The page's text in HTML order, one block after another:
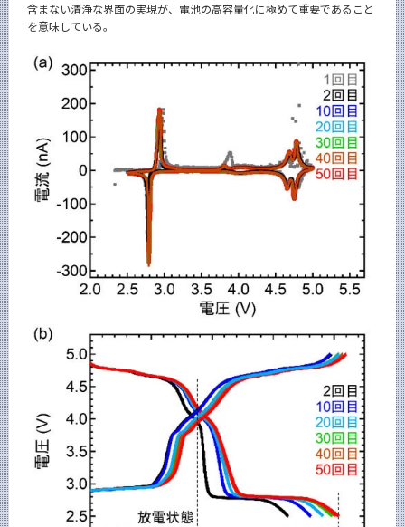
含まない清浄な界面の実現が、電池の高容量化に極めて重要であること
を意味している。